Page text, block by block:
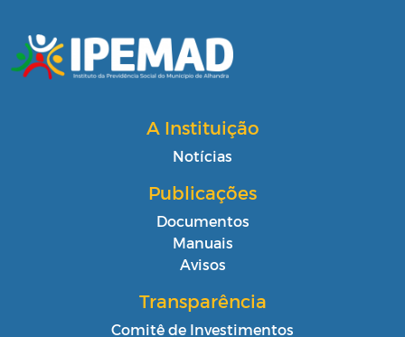
A Instituição
Notícias
Publicações
Documentos
Manuais
Avisos
Transparência
Comitê de Investimentos